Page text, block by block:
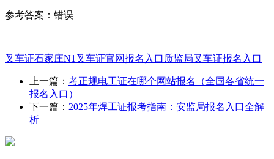
参考答案：错误
叉车证石家庄N1叉车证官网报名入口 质监局叉车证报名入口
上一篇： 考正规电工证在哪个网站报名（全国各省统一
报名入口）
下一篇： 2025年焊工证报考指南：安监局报名入口全解
析